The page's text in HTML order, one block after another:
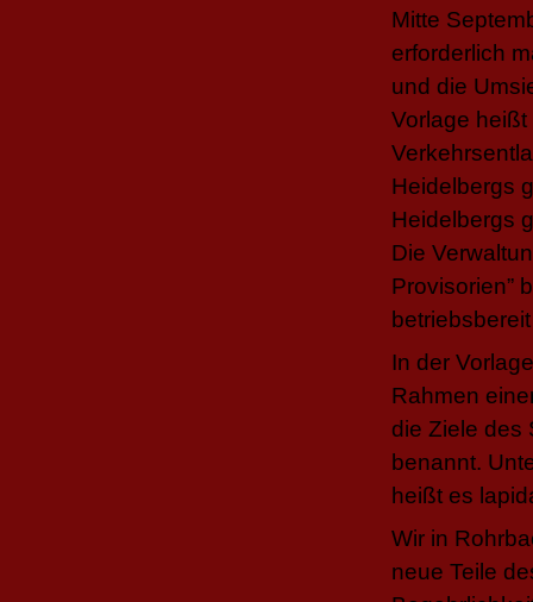
Mitte
erforderlich
und die
Vorlage
Heidelbergs
Heidelbergs
Die
Provisorien”
In der
Rahmen
die Ziele des
benannt.
heißt es
Wir in
neue Teile